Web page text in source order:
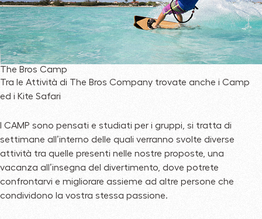
The Bros Camp
Tra le Attività di The Bros Company trovate anche i Camp
ed i Kite Safari
I CAMP sono pensati e studiati per i gruppi, si tratta di
settimane all’interno delle quali verranno svolte diverse
attività tra quelle presenti nelle nostre proposte, una
vacanza all’insegna del divertimento, dove potrete
confrontarvi e migliorare assieme ad altre persone che
condividono la vostra stessa passione.